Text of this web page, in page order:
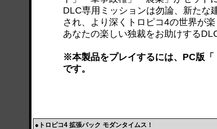
DLC専用ミッションは勿論、新たな
され、より深くトロピコ4の世界が
あなたの楽しい独裁をお助けする
※本製品をプレイするには、PC版
です。
●トロピコ4 拡張パック モダンタイムス！